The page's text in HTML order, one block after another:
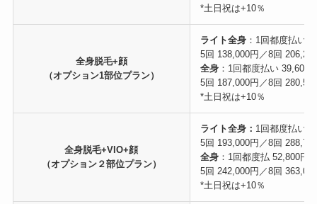
*土日祝は+10％
全身脱毛+顔
（オプション1部位プラン）
ライト全身：1回都度払い
5回 138,000円／8回
全身：1回都度払い 39,600
5回 187,000円／8回
*土日祝は+10％
全身脱毛+VIO+顔
（オプション２部位プラン）
ライト全身： 1回都度払い
5回 193,000円／8回
全身：1回都度払 52,800円
5回 242,000円／8回
*土日祝は+10％